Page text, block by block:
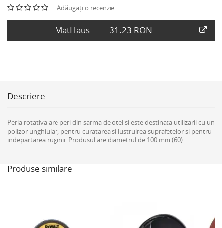
Adăugați o recenzie
MatHaus 31.23 RON
Descriere
Peria rotativa are peri din sarma de otel si este destinata utilizarii cu un
polizor unghiular, pentru curatarea si lustruirea suprafetelor si pentru
indepartarea ruginii. Produsul are diametrul de 100 mm (60).
Produse similare